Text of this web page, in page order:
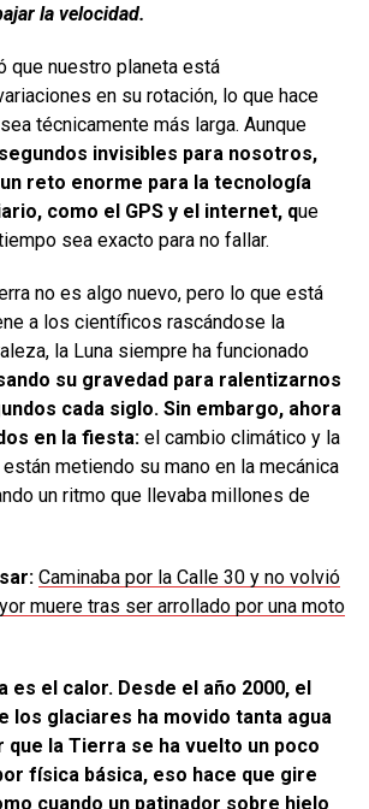
la velocidad.
que nuestro planeta está
en su rotación, lo que hace
técnicamente más larga. Aunque
invisibles para nosotros,
reto enorme para la tecnología
como el GPS y el internet, que
sea exacto para no fallar.
no es algo nuevo, pero lo que está
a los científicos rascándose la
la Luna siempre ha funcionado
su gravedad para ralentizarnos
cada siglo. Sin embargo, ahora
en la fiesta: el cambio climático y la
metiendo su mano en la mecánica
un ritmo que llevaba millones de
Caminaba por la Calle 30 y no volvió
muere tras ser arrollado por una moto
es el calor. Desde el año 2000, el
los glaciares ha movido tanta agua
que la Tierra se ha vuelto un poco
física básica, eso hace que gire
cuando un patinador sobre hielo